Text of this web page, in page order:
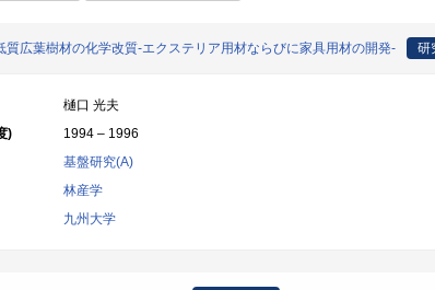
質広葉樹材の化学改質-エクステリア用材ならびに家具用材の開発- 研
樋口 光夫
)
1994 – 1996
基盤研究(A)
林産学
九州大学